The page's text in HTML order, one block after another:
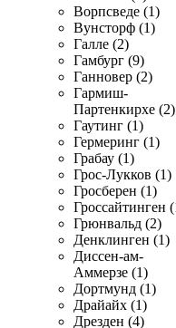
Ворпсведе (1)
Вунсторф (1)
Галле (2)
Гамбург (9)
Ганновер (2)
Гармиш-
Партенкирхе (2)
Гаутинг (1)
Гермеринг (1)
Грабау (1)
Грос-Лукков (1)
Гросберен (1)
Гроссайтинген
Грюнвальд (2)
Денклинген (1)
Диссен-ам-
Аммерзе (1)
Дортмунд (1)
Драйайх (1)
Дрезден (4)